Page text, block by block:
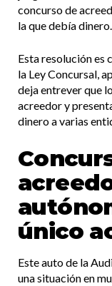
concurso de
la que debía dinero.
Esta resolución es
la Ley Concursal,
deja entrever que
acreedor y
dinero a varias
único
Este auto de la
una situación en